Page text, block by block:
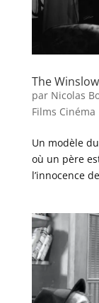
The
par Nicolas
Films Cinéma
Un modèle
où un père
l’innocence